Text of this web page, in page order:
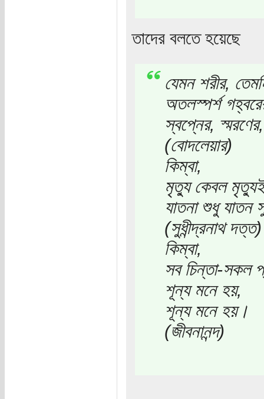
তাদের বলতে হয়েছে
যেমন শরীর,
অতলস্পর্শ
স্বপ্নের,
(বোদলেয়ার)
কিম্বা,
মৃত্যু কেবল
যাতনা শুধু যাতন
(সুধীন্দ্রনাথ দত্ত)
কিম্বা,
সব চিন্তা-সকল
শূন্য মনে হয়,
শূন্য মনে হয়।
(জীবনানন্দ)